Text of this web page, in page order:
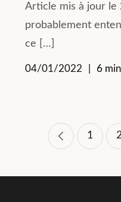
Article mis à jour le
probablement
ce […]
04/01/2022 6
Pagination
1